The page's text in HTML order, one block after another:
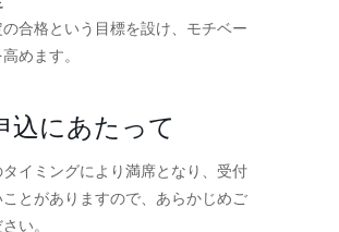
合格という目標を設け、モチベー
めます。
込にあたって
イミングにより満席となり、受付
とがありますので、あらかじめご
い。